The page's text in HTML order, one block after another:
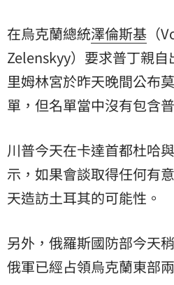
在烏克蘭總統澤倫斯基 （
Zelenskyy）要求普丁親
里姆林宮於昨天晚間公布
單，但名單當中沒有包含
川普今天在卡達首都杜哈
示，如果會談取得任何有
天造訪土耳其的可能性。
另外，俄羅斯國防部今天
俄軍已經占領烏克蘭東部